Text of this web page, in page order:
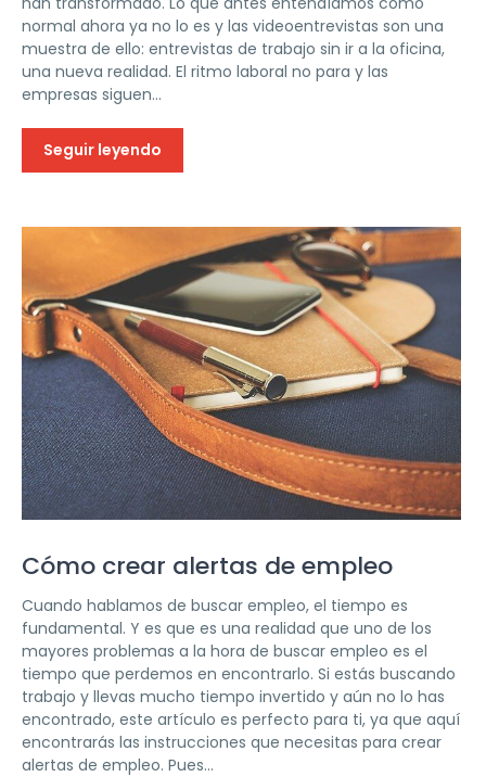
normal ahora ya no lo es y las videoentrevistas son una
muestra de ello: entrevistas de trabajo sin ir a la oficina,
una nueva realidad. El ritmo laboral no para y las
empresas siguen...
Seguir leyendo
Cómo crear alertas de empleo
Cuando hablamos de buscar empleo, el tiempo es
fundamental. Y es que es una realidad que uno de los
mayores problemas a la hora de buscar empleo es el
tiempo que perdemos en encontrarlo. Si estás buscando
trabajo y llevas mucho tiempo invertido y aún no lo has
encontrado, este artículo es perfecto para ti, ya que aquí
encontrarás las instrucciones que necesitas para crear
alertas de empleo. Pues...